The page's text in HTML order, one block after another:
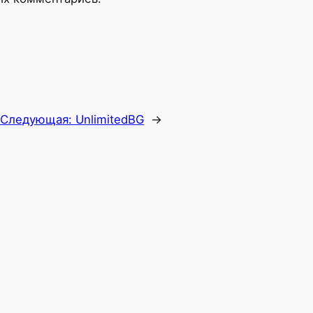
Следующая: UnlimitedBG →